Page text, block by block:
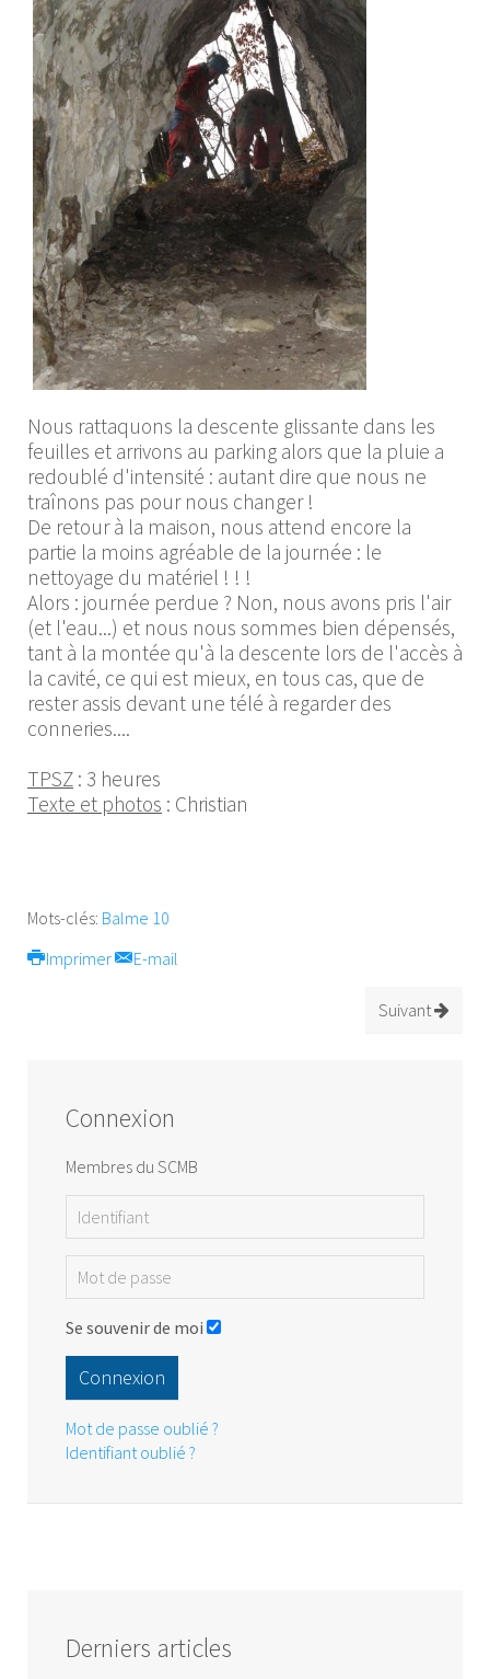
Nous rattaquons la descente glissante dans les
feuilles et arrivons au parking alors que la pluie a
redoublé d'intensité : autant dire que nous ne
traînons pas pour nous changer !
De retour à la maison, nous attend encore la
partie la moins agréable de la journée : le
nettoyage du matériel ! ! !
Alors : journée perdue ? Non, nous avons pris l'air
(et l'eau...) et nous nous sommes bien dépensés,
tant à la montée qu'à la descente lors de l'accès à
la cavité, ce qui est mieux, en tous cas, que de
rester assis devant une télé à regarder des
conneries....
TPSZ : 3 heures
Texte et photos : Christian
Mots-clés: Balme 10
Imprimer
E-mail
Suivant
Connexion
Membres du SCMB
Se souvenir de moi
Connexion
Mot de passe oublié ?
Identifiant oublié ?
Derniers articles